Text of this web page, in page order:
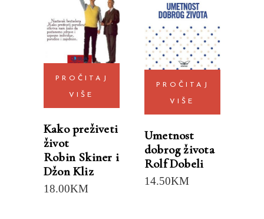
PROČITAJ
VIŠE
Kako preživeti
život
Robin Skiner i
Džon Kliz
18.00KM
PROČITAJ
VIŠE
Umetnost
dobrog života
Rolf Dobeli
14.50KM